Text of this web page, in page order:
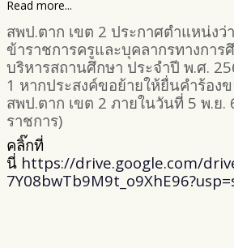
Read more...
สพป.ตาก เขต 2 ประกาศตำแหน่งว่
ข้าราชการครูและบุคลากรทางการ
บริหารสถานศึกษา ประจำปี พ.ศ.
1 หากประสงค์ขอย้ายให้ยื่นคำร้อง
สพป.ตาก เขต 2 ภายในวันที่ 5 พ.ย.
ราชการ)
คลิ๊กที่
นี่ https://drive.google.com/